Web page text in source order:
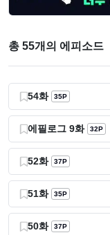
총 55개의 에피소드
54화 35P
에필로그 9화 32P
52화 37P
51화 35P
50화 37P